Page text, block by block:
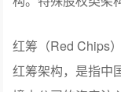
红筹（Red Chips
红筹架构，是指中